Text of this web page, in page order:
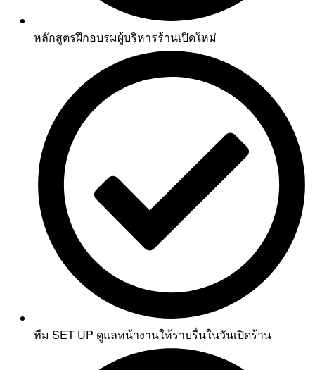
หลักสูตรฝึกอบรมผู้บริหารร้านเปิดใหม่
ทีม SET UP ดูแลหน้างานให้ราบรื่นในวันเปิดร้าน